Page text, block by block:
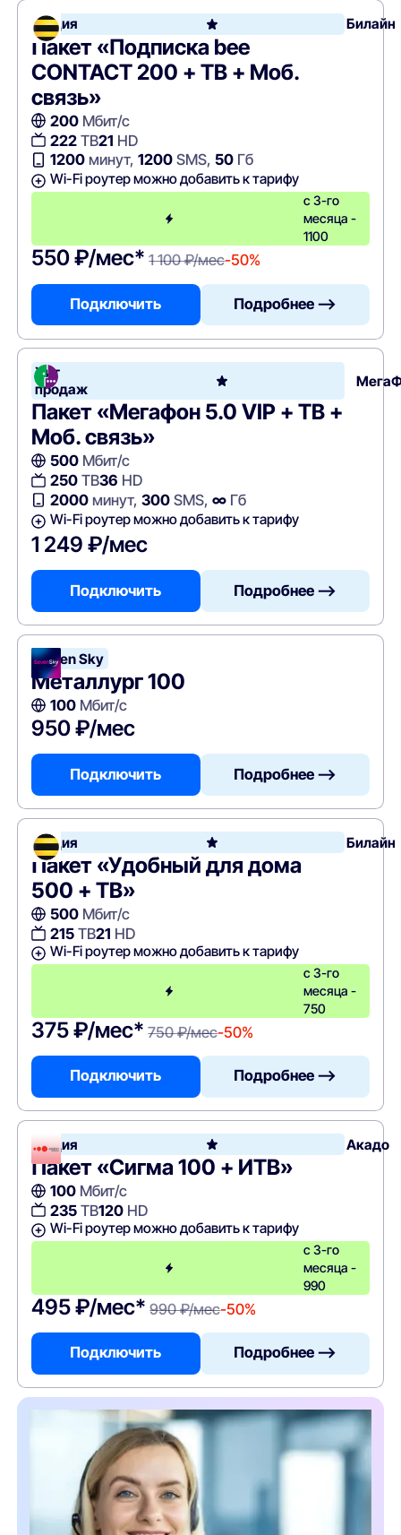
Акция Билайн
Пакет «Подписка bee
CONTACT 200 + ТВ + Моб.
связь»
200Мбит/с
222ТВ21 HD
1200минут, 1200SMS, 50Гб
Wi-Fi роутер можно добавить к тарифу
с 3-го
месяца -
1100
550 ₽/мес* 1 100 ₽/мес-50%
Подключить Подробнее —>
Хит
продаж
Пакет «Мегафон 5.0 VIP + ТВ +
Моб. связь»
500Мбит/с
250ТВ36 HD
2000минут, 300SMS, ∞Гб
Wi-Fi роутер можно добавить к тарифу
1 249 ₽/мес
Подключить Подробнее —>
Seven Sky
Металлург 100
100Мбит/с
950 ₽/мес
Подключить Подробнее —>
Акция Билайн
Пакет «Удобный для дома
500 + ТВ»
500Мбит/с
215ТВ21 HD
Wi-Fi роутер можно добавить к тарифу
с 3-го
месяца -
750
375 ₽/мес* 750 ₽/мес-50%
Подключить Подробнее —>
Акция Акадо
Пакет «Сигма 100 + ИТВ»
100Мбит/с
235ТВ120HD
Wi-Fi роутер можно добавить к тарифу
с 3-го
месяца -
990
495 ₽/мес* 990 ₽/мес-50%
Подключить Подробнее —>